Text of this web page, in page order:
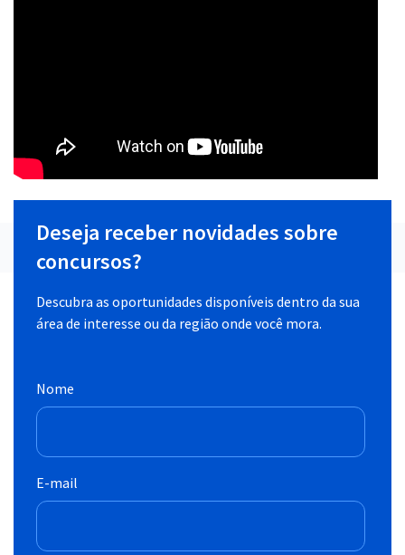
Deseja receber novidades sobre
concursos?
Descubra as oportunidades disponíveis dentro da sua
área de interesse ou da região onde você mora.
Nome
E-mail